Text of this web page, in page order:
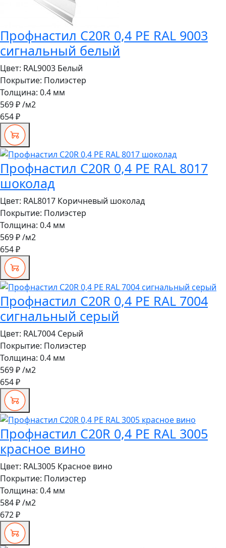
Профнастил C20R 0,4 PE RAL 9003
сигнальный белый
Цвет: RAL9003 Белый
Покрытие: Полиэстер
Толщина: 0.4 мм
569 ₽/м2
654 ₽
Профнастил C20R 0,4 PE RAL 8017
шоколад
Цвет: RAL8017 Коричневый шоколад
Покрытие: Полиэстер
Толщина: 0.4 мм
569 ₽/м2
654 ₽
Профнастил C20R 0,4 PE RAL 7004
сигнальный серый
Цвет: RAL7004 Серый
Покрытие: Полиэстер
Толщина: 0.4 мм
569 ₽/м2
654 ₽
Профнастил C20R 0,4 PE RAL 3005
красное вино
Цвет: RAL3005 Красное вино
Покрытие: Полиэстер
Толщина: 0.4 мм
584 ₽/м2
672 ₽